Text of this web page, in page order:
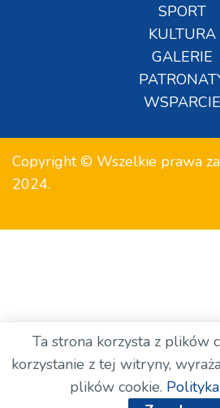
SPORT
KULTURA
GALERIE
WSPARCIE
Copyright © Wszelkie prawa
2024.
Ta strona korzysta z plików
korzystanie z tej witryny,
plików cookie.